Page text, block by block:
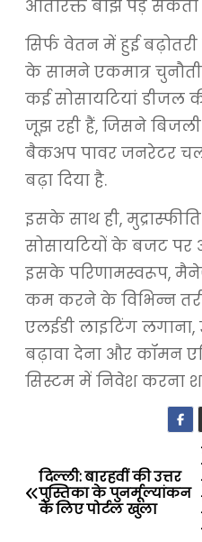
अतिरिक्त बोझ पड़ सकता
सिर्फ वेतन में हुई बढ़ोतरी
के सामने एकमात्र चुनौती
कई सोसायटियां डीजल
जूझ रही हैं, जिसने
बैकअप पावर जनरेटर
बढ़ा दिया है.
इसके साथ ही,
सोसायटियों के बजट पर
इसके परिणामस्वरूप,
कम करने के विभिन्न
एलईडी लाइटिंग
बढ़ावा देना और कॉमन
सिस्टम में निवेश करना
P
o
दिल्ली: बारहवीं की उत्तर
पुस्तिका के पुनर्मूल्यांकन
के लिए पोर्टल खुला